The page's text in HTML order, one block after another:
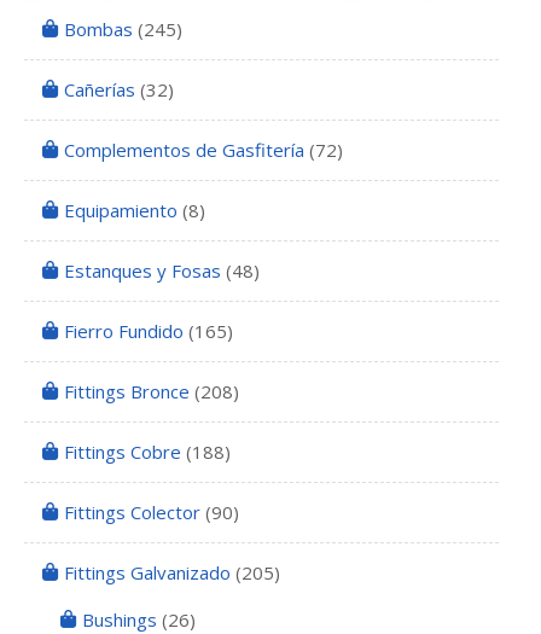
Bombas (245)
Cañerías (32)
Complementos de Gasfitería (72)
Equipamiento (8)
Estanques y Fosas (48)
Fierro Fundido (165)
Fittings Bronce (208)
Fittings Cobre (188)
Fittings Colector (90)
Fittings Galvanizado (205)
Bushings (26)